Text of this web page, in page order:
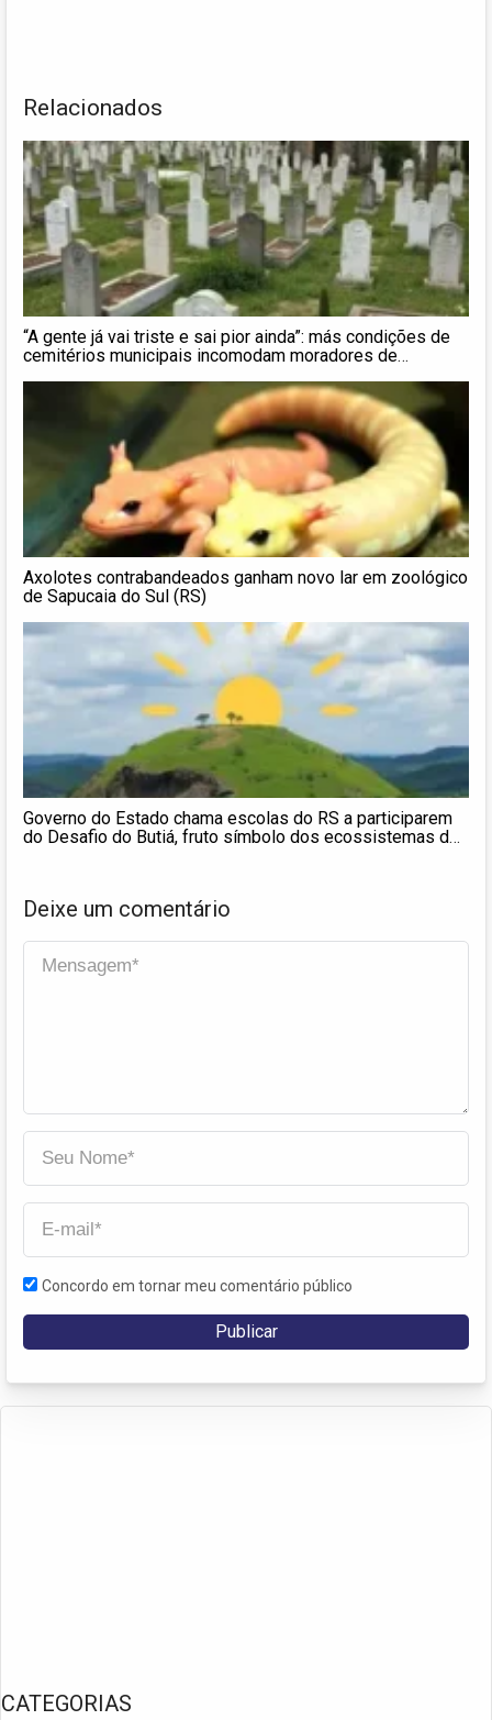
Relacionados
“A gente já vai triste e sai pior ainda”: más condições de
cemitérios municipais incomodam moradores de
Axolotes contrabandeados ganham novo lar em zoológico
de Sapucaia do Sul (RS)
Governo do Estado chama escolas do RS a participarem
do Desafio do Butiá, fruto símbolo dos ecossistemas do
Deixe um comentário
Concordo em tornar meu comentário público
CATEGORIAS